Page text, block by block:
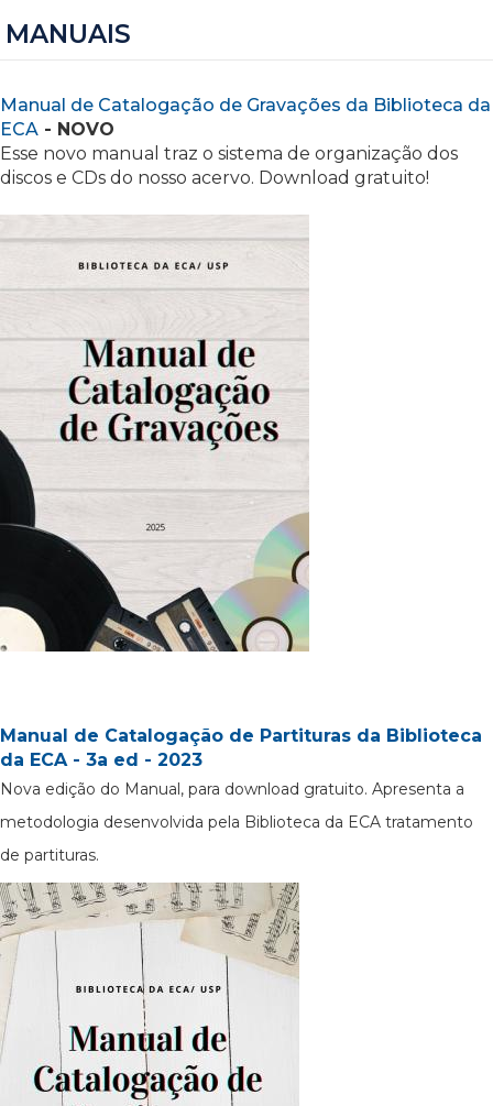
MANUAIS
Manual de Catalogação de Gravações da Biblioteca da
ECA - NOVO
Esse novo manual traz o sistema de organização dos
discos e CDs do nosso acervo. Download gratuito!
Manual de Catalogação de Partituras da Biblioteca
da ECA - 3a ed - 2023
Nova edição do Manual, para download gratuito. Apresenta a
metodologia desenvolvida pela Biblioteca da ECA tratamento
de partituras.